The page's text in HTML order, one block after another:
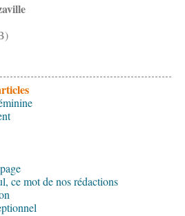
ce mot de nos rédactions